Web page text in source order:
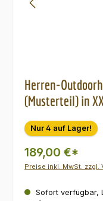
Herren-
(Musterteil) in
Nur 4 auf Lager!
189,00 €*
Preise inkl. MwSt. zzgl.
Sofort verfügbar,